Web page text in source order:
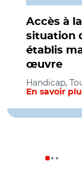
Accès à
situation
établis
œuvre
Handicap,
En savoir